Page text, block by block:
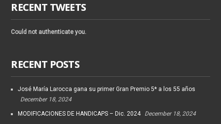
RECENT TWEETS
Could not authenticate you.
RECENT POSTS
José María Larocca gana su primer Gran Premio 5* a los 55 años
December 18, 2024
MODIFICACIONES DE HANDICAPS – Dic. 2024 December 18, 2024